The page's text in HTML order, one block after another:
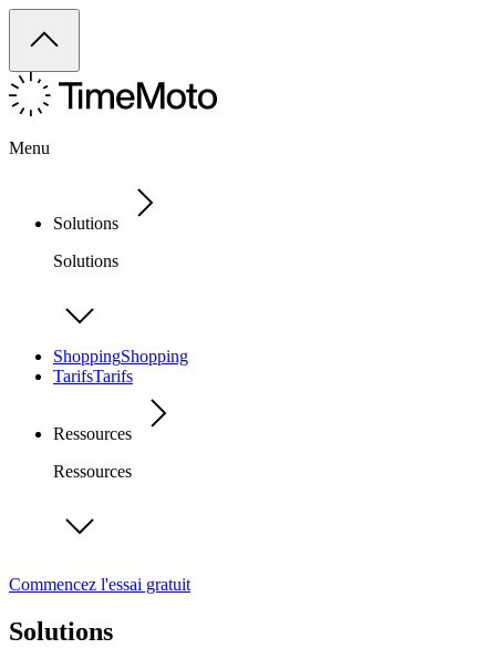
Menu
Solutions
Solutions
ShoppingShopping
TarifsTarifs
Ressources
Ressources
Commencez l'essai gratuit
Solutions